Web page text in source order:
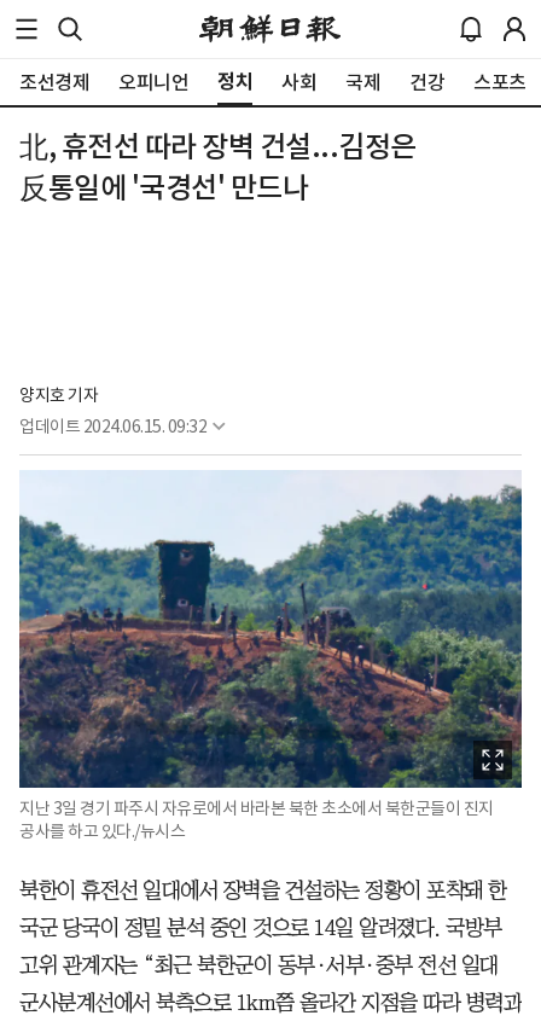
조선경제 오피니언 정치 사회 국제 건강 스포츠
北, 휴전선 따라 장벽 건설...김정은
反통일에 '국경선' 만드나
양지호 기자
업데이트 2024.06.15. 09:32
지난 3일 경기 파주시 자유로에서 바라본 북한 초소에서 북한군들이 진지
공사를 하고 있다./뉴시스
북한이 휴전선 일대에서 장벽을 건설하는 정황이 포착돼 한
국군 당국이 정밀 분석 중인 것으로 14일 알려졌다. 국방부
고위 관계자는 “최근 북한군이 동부·서부·중부 전선 일대
군사분계선에서 북측으로 1km쯤 올라간 지점을 따라 병력과